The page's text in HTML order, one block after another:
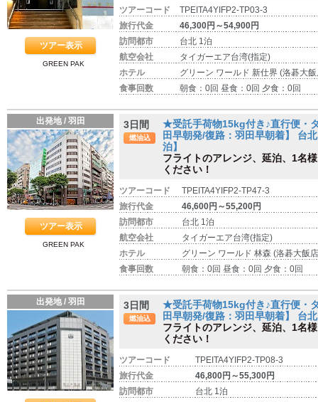
ツアー表示
GREEN PAK
ツアーコード
TPEITA4YIFP2-TP03-3
旅行代金
46,300円～54,900円
訪問都市
台北 1泊
航空会社
タイガーエア台湾(指定)
ホテル
グリーン ワールド 新仕界 (洛碁大
食事回数
朝食：0回 昼食：0回 夕食：0回
出発地 / 羽田
ツアー表示
GREEN PAK
3日間
燃油込
★受託手荷物15kg付き♪直行便・
田早朝発/復路：羽田早朝着】 台
泊】
フライトのアレンジ、延泊、1名
ください！
ツアーコード
TPEITA4YIFP2-TP47-3
旅行代金
46,600円～55,200円
訪問都市
台北 1泊
航空会社
タイガーエア台湾(指定)
ホテル
グリーン ワールド 林森 (洛碁大飯
食事回数
朝食：0回 昼食：0回 夕食：0回
出発地 / 羽田 3日間
燃油込
★受託手荷物15kg付き♪直行便・
田早朝発/復路：羽田早朝着】 台
フライトのアレンジ、延泊、1名
ください！
ツアーコード
TPEITA4YIFP2-TP08-3
旅行代金
46,800円～55,300円
訪問都市
台北 1泊